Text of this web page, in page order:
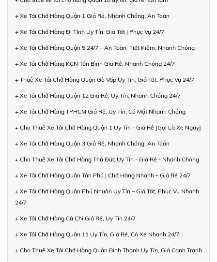
+ Xe Tải Chở Hàng Quận 1 Giá Rẻ, Nhanh Chóng, An Toàn
+ Xe Tải Chở Hàng Đi Tỉnh Uy Tín, Giá Tốt | Phục Vụ 24/7
+ Xe Tải Chở Hàng Quận 5 24/7 – An Toàn, Tiết Kiệm, Nhanh Chóng
+ Xe Tải Chở Hàng KCN Tân Bình Giá Rẻ, Nhanh Chóng 24/7
+ Thuê Xe Tải Chở Hàng Quận Gò Vấp Uy Tín, Giá Tốt, Phục Vụ 24/7
+ Xe Tải Chở Hàng Quận 12 Giá Rẻ, Uy Tín, Nhanh Chóng 24/7
+ Xe Tải Chở Hàng TPHCM Giá Rẻ, Uy Tín, Có Mặt Nhanh Chóng
+ Cho Thuê Xe Tải Chở Hàng Quận 1 Uy Tín - Giá Rẻ [Gọi Là Xe Ngay]
+ Xe Tải Chở Hàng Quận 3 Giá Rẻ, Nhanh Chóng, An Toàn
+ Cho Thuê Xe Tải Chở Hàng Thủ Đức Uy Tín - Giá Rẻ - Nhanh Chóng
+ Xe Tải Chở Hàng Quận Tân Phú | Chở Hàng Nhanh – Giá Rẻ 24/7
+ Xe Tải Chở Hàng Quận Phú Nhuận Uy Tín – Giá Tốt, Phục Vụ Nhanh
24/7
+ Xe Tải Chở Hàng Củ Chi Giá Rẻ, Uy Tín 24/7
+ Xe Tải Chở Hàng Quận 11 Uy Tín, Giá Rẻ, Có Xe Nhanh 24/7
+ Cho Thuê Xe Tải Chở Hàng Quận Bình Thạnh Uy Tín, Giá Cạnh Tranh